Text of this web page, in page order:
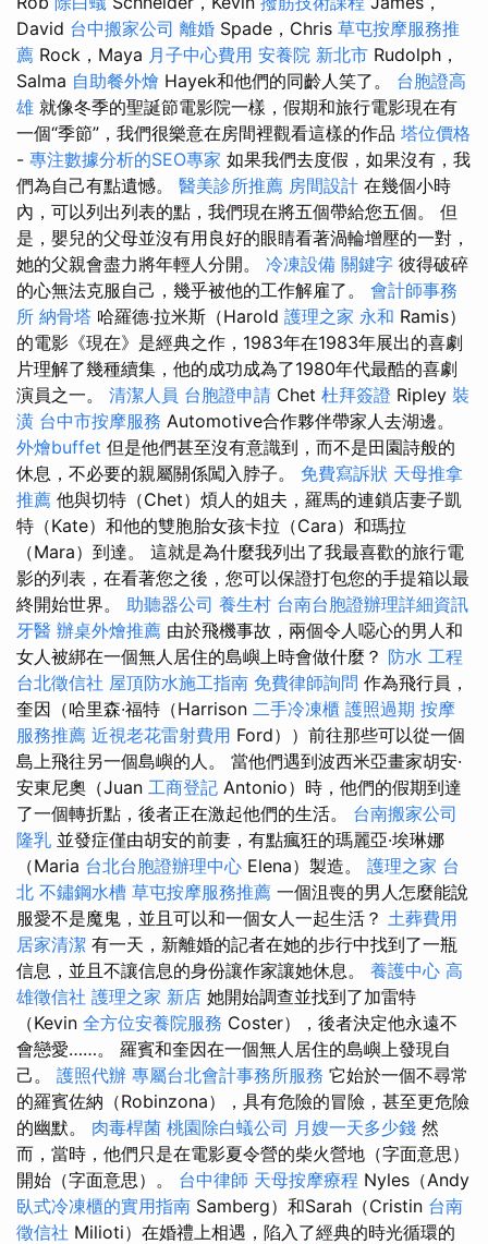
David 台中搬家公司 離婚 Spade，Chris 草屯按摩服務推
薦 Rock，Maya 月子中心費用 安養院 新北市 Rudolph，
Salma 自助餐外燴 Hayek和他們的同齡人笑了。 台胞證高
雄 就像冬季的聖誕節電影院一樣，假期和旅行電影現在有
一個“季節”，我們很樂意在房間裡觀看這樣的作品 塔位價格
- 專注數據分析的SEO專家 如果我們去度假，如果沒有，我
們為自己有點遺憾。 醫美診所推薦 房間設計 在幾個小時
內，可以列出列表的點，我們現在將五個帶給您五個。 但
是，嬰兒的父母並沒有用良好的眼睛看著渦輪增壓的一對，
她的父親會盡力將年輕人分開。 冷凍設備 關鍵字 彼得破碎
的心無法克服自己，幾乎被他的工作解雇了。 會計師事務
所 納骨塔 哈羅德·拉米斯（Harold 護理之家 永和 Ramis）
的電影《現在》是經典之作，1983年在1983年展出的喜劇
片理解了幾種續集，他的成功成為了1980年代最酷的喜劇
演員之一。 清潔人員 台胞證申請 Chet 杜拜簽證 Ripley 裝
潢 台中市按摩服務 Automotive合作夥伴帶家人去湖邊。
外燴buffet 但是他們甚至沒有意識到，而不是田園詩般的
休息，不必要的親屬關係闖入脖子。 免費寫訴狀 天母推拿
推薦 他與切特（Chet）煩人的姐夫，羅馬的連鎖店妻子凱
特（Kate）和他的雙胞胎女孩卡拉（Cara）和瑪拉
（Mara）到達。 這就是為什麼我列出了我最喜歡的旅行電
影的列表，在看著您之後，您可以保證打包您的手提箱以最
終開始世界。 助聽器公司 養生村 台南台胞證辦理詳細資訊
牙醫 辦桌外燴推薦 由於飛機事故，兩個令人噁心的男人和
女人被綁在一個無人居住的島嶼上時會做什麼？ 防水 工程
台北徵信社 屋頂防水施工指南 免費律師詢問 作為飛行員，
奎因（哈里森·福特（Harrison 二手冷凍櫃 護照過期 按摩
服務推薦 近視老花雷射費用 Ford））前往那些可以從一個
島上飛往另一個島嶼的人。 當他們遇到波西米亞畫家胡安·
安東尼奧（Juan 工商登記 Antonio）時，他們的假期到達
了一個轉折點，後者正在激起他們的生活。 台南搬家公司
隆乳 並發症僅由胡安的前妻，有點瘋狂的瑪麗亞·埃琳娜
（Maria 台北台胞證辦理中心 Elena）製造。 護理之家 台
北 不鏽鋼水槽 草屯按摩服務推薦 一個沮喪的男人怎麼能說
服愛不是魔鬼，並且可以和一個女人一起生活？ 土葬費用
居家清潔 有一天，新離婚的記者在她的步行中找到了一瓶
信息，並且不讓信息的身份讓作家讓她休息。 養護中心 高
雄徵信社 護理之家 新店 她開始調查並找到了加雷特
（Kevin 全方位安養院服務 Coster），後者決定他永遠不
會戀愛……。 羅賓和奎因在一個無人居住的島嶼上發現自
己。 護照代辦 專屬台北會計事務所服務 它始於一個不尋常
的羅賓佐納（Robinzona），具有危險的冒險，甚至更危險
的幽默。 肉毒桿菌 桃園除白蟻公司 月嫂一天多少錢 然
而，當時，他們只是在電影夏令營的柴火營地（字面意思）
開始（字面意思）。 台中律師 天母按摩療程 Nyles（Andy
臥式冷凍櫃的實用指南 Samberg）和Sarah（Cristin 台南
徵信社 Milioti）在婚禮上相遇，陷入了經典的時光循環的